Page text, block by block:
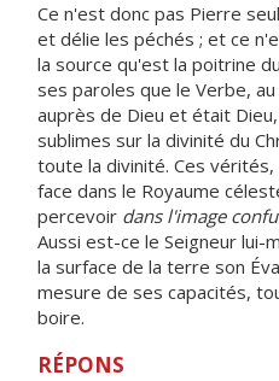
Ce n'est donc pas Pierre
et délie les péchés ; et ce
la source qu'est la poitrine
ses paroles que le Verbe,
auprès de Dieu et était
sublimes sur la divinité du
toute la divinité. Ces
face dans le Royaume
percevoir dans l'image
Aussi est-ce le Seigneur lui-
la surface de la terre son
mesure de ses capacités,
boire.
RÉPONS